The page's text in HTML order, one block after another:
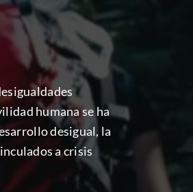
humana se ha
desigual, la
a crisis